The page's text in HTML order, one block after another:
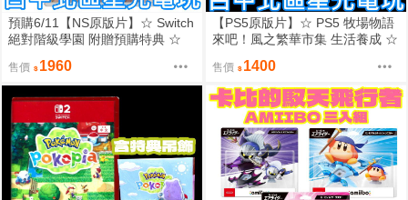
預購6/11【NS原版片】☆ Switch
絕對階級學園 附贈預購特典 ☆
售價 1960
【PS5原版片】☆ PS5 牧場物語
來吧！風之繁華市集 生活養成 ☆
售價 1400